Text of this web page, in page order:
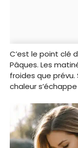
C’est le point clé
Pâques. Les
froides que prévu.
chaleur